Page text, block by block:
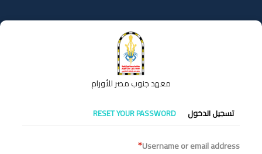
إلى
المحتوى
معهد جنوب مصر للأورام
التبويبات
الأساسية
تسجيل الدخول RESET YOUR PASSWORD
Username or email address